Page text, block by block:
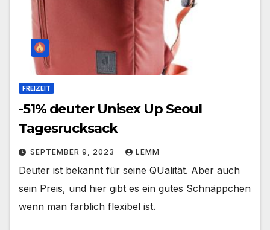
FREIZEIT
-51% deuter Unisex Up Seoul
Tagesrucksack
SEPTEMBER 9, 2023 LEMM
Deuter ist bekannt für seine QUalität. Aber auch
sein Preis, und hier gibt es ein gutes Schnäppchen
wenn man farblich flexibel ist.